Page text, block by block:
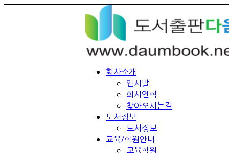
회사소개
인사말
회사연혁
찾아오시는길
도서정보
도서정보
교육/학원안내
교육학원